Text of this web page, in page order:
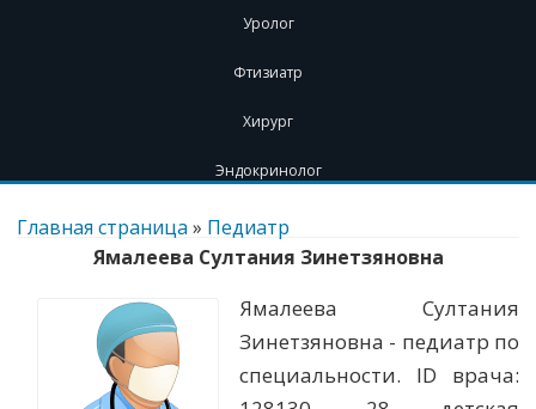
Уролог
Фтизиатр
Хирург
Эндокринолог
Перейти
содержимому
Главная страница » Педиатр
Ямалеева Султания Зинетзяновна
Ямалеева Султания
Зинетзяновна - педиатр по
специальности. ID врача: